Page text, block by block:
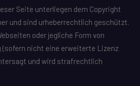
Seite unterliegen dem Copyright
und sind urheberrechtlich geschützt.
oder jegliche Form von
(sofern nicht eine erweiterte Lizenz
und wird strafrechtlich